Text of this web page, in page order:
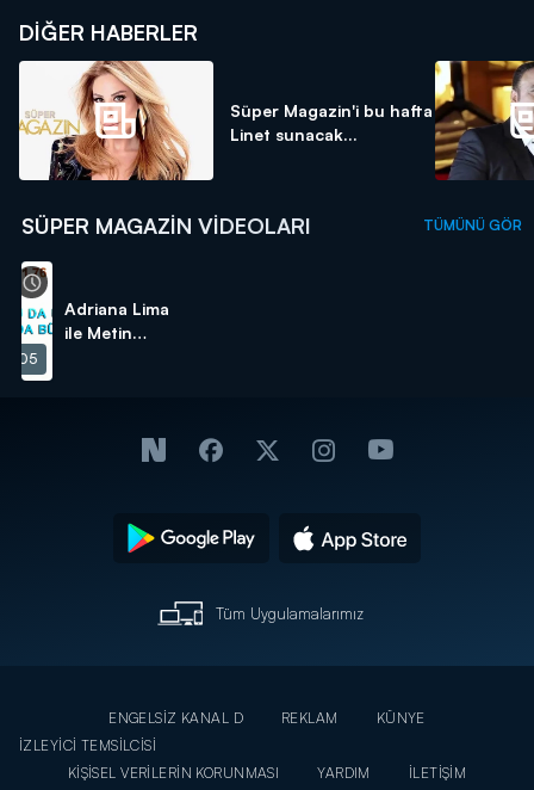
DIĞER HABERLER
Süper Magazin'i bu hafta
Linet sunacak...
SÜPER MAGAZIN VIDEOLARI TÜMÜNÜ GÖR
Adriana Lima
ile Metin
Tüm Uygulamalarımız
ENGELSİZ KANAL D REKLAM
KÜNYE
İZLEYİCİ TEMSİLCİSİ
KİŞİSEL VERİLERİN KORUNMASI
YARDIM İLETİŞİM